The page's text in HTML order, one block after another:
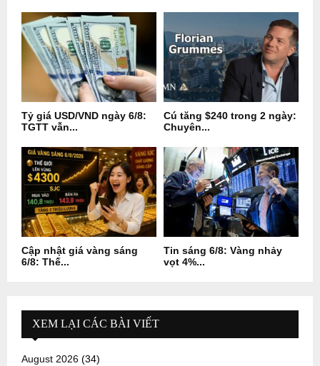
Tỷ giá USD/VND ngày 6/8:
TGTT vẫn...
Cú tăng $240 trong 2 ngày:
Chuyên...
Cập nhật giá vàng sáng
6/8: Thế...
Tin sáng 6/8: Vàng nhảy
vọt 4%...
XEM LẠI CÁC BÀI VIẾT
August 2026 (34)